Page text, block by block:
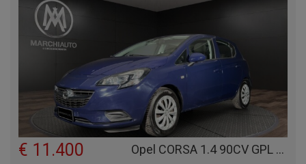
Opel CORSA 1.4 90CV GPL TECH 5 PORTE N-JOY
€ 11.400